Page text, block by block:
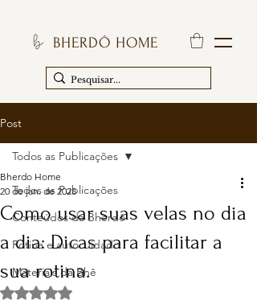
BHERDÔ HOME
Post
Todos as Publicações
Conteúdos da Bherdô
Rotina e autocuidado
Materiais da Bhê
Todos as Publicações
Como usar suas velas no dia
a dia: Dicas para facilitar a
sua rotina.
Bherdo Home
20 de jan. de 2025
Avaliado com NaN de 5 estrelas.